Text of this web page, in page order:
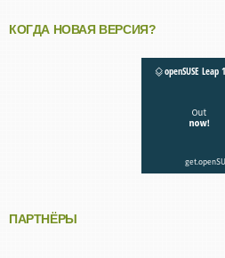
КОГДА НОВАЯ ВЕРСИЯ?
ПАРТНЁРЫ